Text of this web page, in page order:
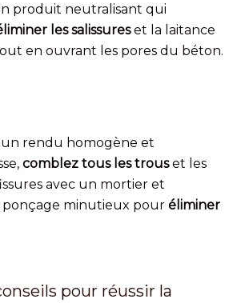
produit neutralisant qui
les salissureset la laitance
en ouvrant les pores du béton.
rendu homogène et
comblez tous les trouset les
avec un mortier et
minutieux pour éliminer
pour réussir la